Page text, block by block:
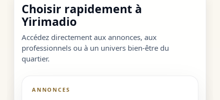
Choisir rapidement à
Yirimadio
Accédez directement aux annonces, aux
professionnels ou à un univers bien-être du
quartier.
ANNONCES